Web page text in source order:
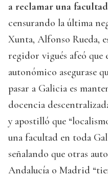
a reclamar una
censurando la última
Xunta, Alfonso Rueda,
regidor vigués afeó que
autonómico asegurase
pasar a Galicia es
docencia
y apostilló que
una facultad en toda
señalando que otras
Andalucía o Madrid